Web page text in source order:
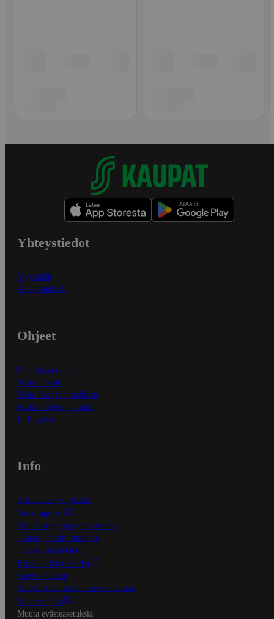
Yhteystiedot
Myymälät
Asiakaspalvelu
Ohjeet
Ensitilaajan ohjeet
Näin maksat
Näin tilaat ja muokkaat
Kaikki ohjeet ja vinkit
In English
Info
S-Business yrityksille
Oiva-raportit
Osuuskauppojen yhteystiedot
Tilaus- ja toimitusehdot
Tietosuojakäytäntö
Palvelun käyttöehdot
Saavutettavuus
Mobiilisovelluksen saavutettavuus
Mainostajalle
Muuta evästeasetuksia